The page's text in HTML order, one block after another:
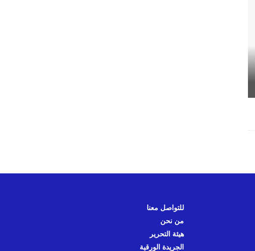
للتواصل معنا
من نحن
هيئة التحرير
الجريدة الورقية